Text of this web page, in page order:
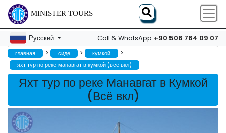
MINISTER TOURS
Русский Call & WhatsApp +90 506 764 09 07
главная > сиде > кумкой >
яхт тур по реке манавгат в кумкой (всё вкл)
Яхт тур по реке Манавгат в Кумкой
(Всё вкл)